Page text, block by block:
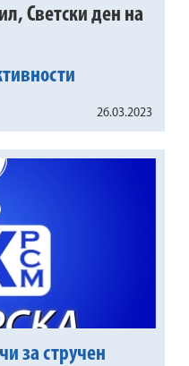
Светски ден на
26.03.2023
за стручен